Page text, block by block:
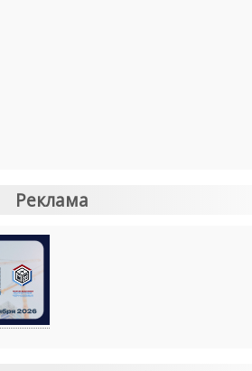
Реклама